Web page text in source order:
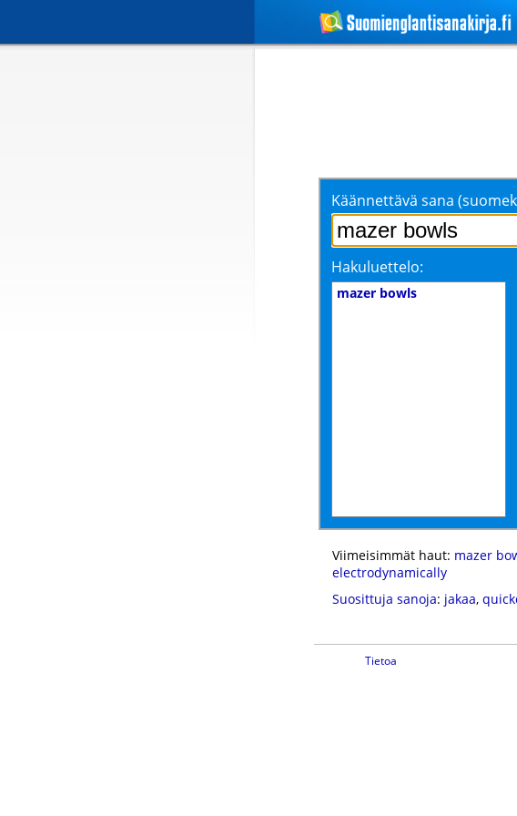
Käännettävä sana
Hakuluettelo:
mazer bowls
Viimeisimmät haut: mazer
electrodynamically
Suosittuja sanoja: jakaa,
Tietoa